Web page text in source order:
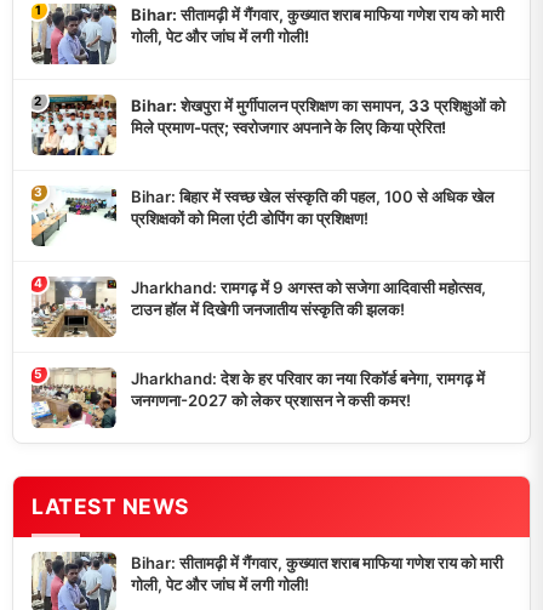
1
Bihar: सीतामढ़ी में गैंगवार, कुख्यात शराब माफिया गणेश राय को मारी
गोली, पेट और जांघ में लगी गोली!
2
Bihar: शेखपुरा में मुर्गीपालन प्रशिक्षण का समापन, 33 प्रशिक्षुओं को
मिले प्रमाण-पत्र; स्वरोजगार अपनाने के लिए किया प्रेरित!
3
Bihar: बिहार में स्वच्छ खेल संस्कृति की पहल, 100 से अधिक खेल
प्रशिक्षकों को मिला एंटी डोपिंग का प्रशिक्षण!
4
Jharkhand: रामगढ़ में 9 अगस्त को सजेगा आदिवासी महोत्सव,
टाउन हॉल में दिखेगी जनजातीय संस्कृति की झलक!
5
Jharkhand: देश के हर परिवार का नया रिकॉर्ड बनेगा, रामगढ़ में
जनगणना-2027 को लेकर प्रशासन ने कसी कमर!
LATEST NEWS
Bihar: सीतामढ़ी में गैंगवार, कुख्यात शराब माफिया गणेश राय को मारी
गोली, पेट और जांघ में लगी गोली!